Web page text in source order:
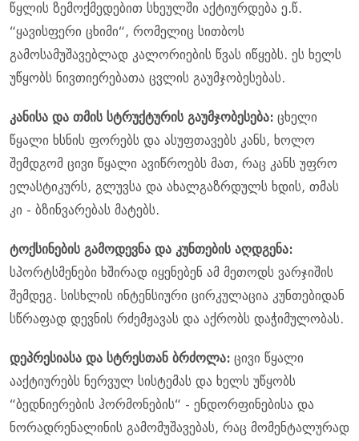
წყლის ზემოქმედებით სხეულში აქტიურდება ე.წ.
“ყავისფერი ცხიმი“, რომელიც სითბოს
გამოსამუშავებლად კალორიების წვას იწყებს. ეს ხელს
უწყობს ნივთიერებათა ცვლის გაუმჯობესებას.
კანისა და თმის სტრუქტურის გაუმჯობესება: ცხელი
წყალი ხსნის ფორებს და ასუფთავებს კანს, ხოლო
შემდგომ ცივი წყალი ავიწროებს მათ, რაც კანს უფრო
ელასტიკურს, გლუვსა და ახალგაზრდულს ხდის, თმას
კი - ბზინვარებას მატებს.
ტოქსინების გამოდევნა და კუნთების აღდგენა:
სპორტსმენები ხშირად იყენებენ ამ მეთოდს ვარჯიშის
შემდეგ. სისხლის ინტენსიური ცირკულაცია კუნთებიდან
სწრაფად დევნის რძემჟავას და აქრობს დაჭიმულობას.
დეპრესიასა და სტრესთან ბრძოლა: ცივი წყალი
ააქტიურებს ნერვულ სისტემას და ხელს უწყობს
“ბედნიერების ჰორმონების“ - ენდორფინებისა და
ნორადრენალინის გამომუშავებას, რაც მომენტალურად